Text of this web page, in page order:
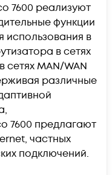
7600 реализуют
функции
использования в
в сетях
сетях MAN/WAN
различные
7600 предлагают
частных
подключений.